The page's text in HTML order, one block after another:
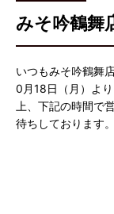
みそ吟鶴舞
いつもみそ吟鶴舞
0月18日（月）よ
上、下記の時間で
待ちしております